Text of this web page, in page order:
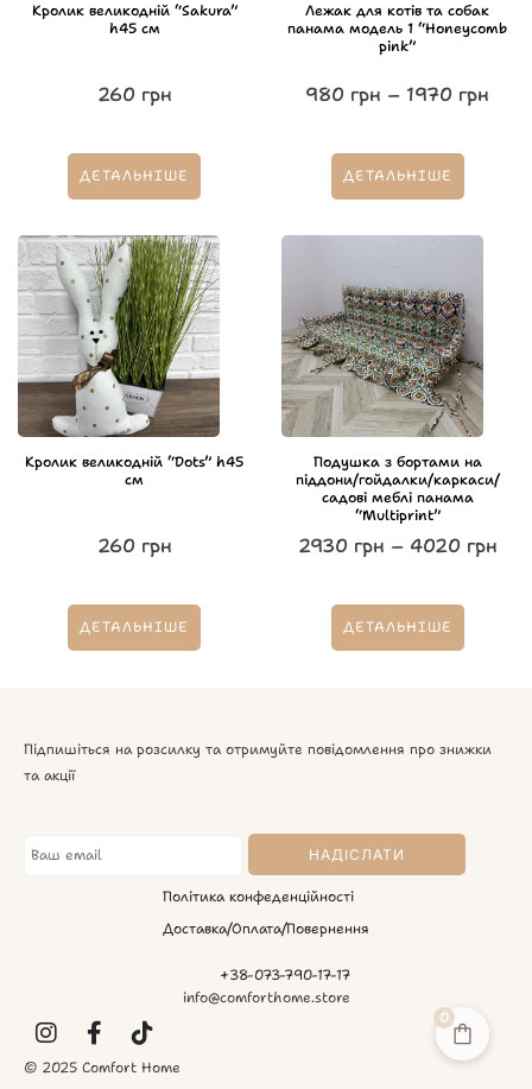
Кролик великодній “Sakura”
h45 см
260 грн
ДЕТАЛЬНІШЕ
Лежак для котів та собак
панама модель 1 “Honeycomb
pink”
980 грн – 1970 грн
ДЕТАЛЬНІШЕ
Кролик великодній “Dots” h45
см
260 грн
ДЕТАЛЬНІШЕ
Подушка з бортами на
піддони/гойдалки/каркаси/
садові меблі панама
“Multiprint”
2930 грн – 4020 грн
ДЕТАЛЬНІШЕ
Підпишіться на розсилку та отримуйте повідомлення про знижки
та акції
Політика конфеденційності
Доставка/Оплата/Повернення
+38-073-790-17-17
info@comforthome.store
© 2025 Comfort Home
0